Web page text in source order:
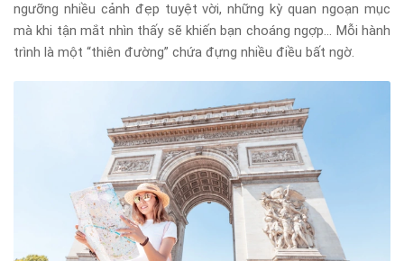
ngưỡng nhiều cảnh đẹp tuyệt vời, những kỳ quan ngoạn mục
mà khi tận mắt nhìn thấy sẽ khiến bạn choáng ngợp… Mỗi hành
trình là một “thiên đường” chứa đựng nhiều điều bất ngờ.